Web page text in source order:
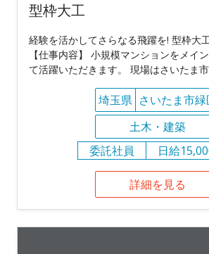
型枠大工
経験を活かしてさらなる飛躍を! 型枠大
【仕事内容】 小規模マンションをメイ
て活躍いただきます。 現場はさいたま
埼玉県 さいたま市緑
土木・建築
委託社員
日給
詳細を見る